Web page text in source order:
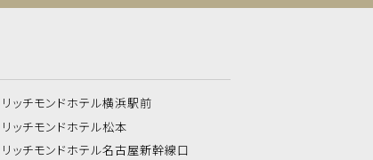
リッチモンドホテル横浜駅前
リッチモンドホテル松本
リッチモンドホテル名古屋新幹線口